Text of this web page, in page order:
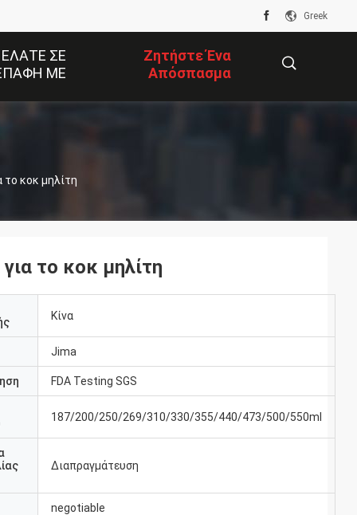
Greek
ΣΕ
ΜΕ
Ζητήστε Ένα
Απόσπασμα
το κοκ μηλίτη
το κοκ μηλίτη
Κίνα
Jima
FDA Testing SGS
187/200/250/269/310/330/355/440/473/500/550ml
Διαπραγμάτευση
negotiable